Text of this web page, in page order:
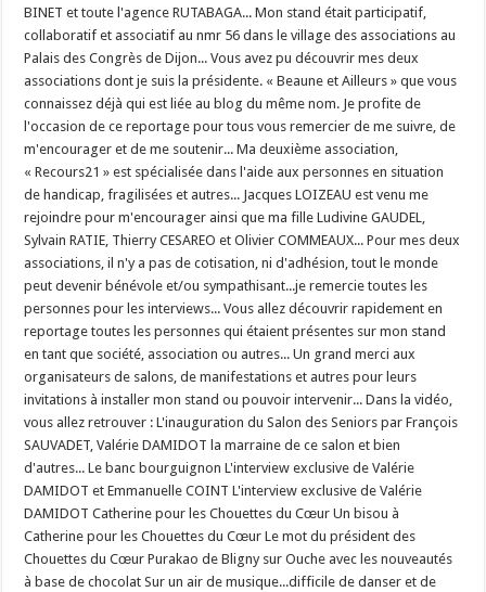
BINET et toute l'agence RUTABAGA... Mon stand était participatif,
collaboratif et associatif au nmr 56 dans le village des associations au
Palais des Congrès de Dijon... Vous avez pu découvrir mes deux
associations dont je suis la présidente. « Beaune et Ailleurs » que vous
connaissez déjà qui est liée au blog du même nom. Je profite de
l'occasion de ce reportage pour tous vous remercier de me suivre, de
m'encourager et de me soutenir... Ma deuxième association,
« Recours21 » est spécialisée dans l'aide aux personnes en situation
de handicap, fragilisées et autres... Jacques LOIZEAU est venu me
rejoindre pour m'encourager ainsi que ma fille Ludivine GAUDEL,
Sylvain RATIE, Thierry CESAREO et Olivier COMMEAUX... Pour mes deux
associations, il n'y a pas de cotisation, ni d'adhésion, tout le monde
peut devenir bénévole et/ou sympathisant...je remercie toutes les
personnes pour les interviews... Vous allez découvrir rapidement en
reportage toutes les personnes qui étaient présentes sur mon stand
en tant que société, association ou autres... Un grand merci aux
organisateurs de salons, de manifestations et autres pour leurs
invitations à installer mon stand ou pouvoir intervenir... Dans la vidéo,
vous allez retrouver : L'inauguration du Salon des Seniors par François
SAUVADET, Valérie DAMIDOT la marraine de ce salon et bien
d'autres... Le banc bourguignon L'interview exclusive de Valérie
DAMIDOT et Emmanuelle COINT L'interview exclusive de Valérie
DAMIDOT Catherine pour les Chouettes du Cœur Un bisou à
Catherine pour les Chouettes du Cœur Le mot du président des
Chouettes du Cœur Purakao de Bligny sur Ouche avec les nouveautés
à base de chocolat Sur un air de musique...difficile de danser et de